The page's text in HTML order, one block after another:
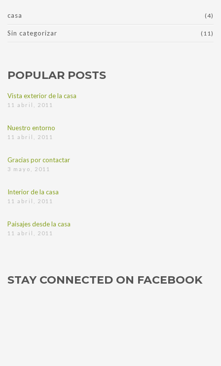
casa (4)
Sin categorizar (11)
POPULAR POSTS
Vista exterior de la casa
11 abril, 2011
Nuestro entorno
11 abril, 2011
Gracias por contactar
3 mayo, 2011
Interior de la casa
11 abril, 2011
Paisajes desde la casa
11 abril, 2011
STAY CONNECTED ON FACEBOOK